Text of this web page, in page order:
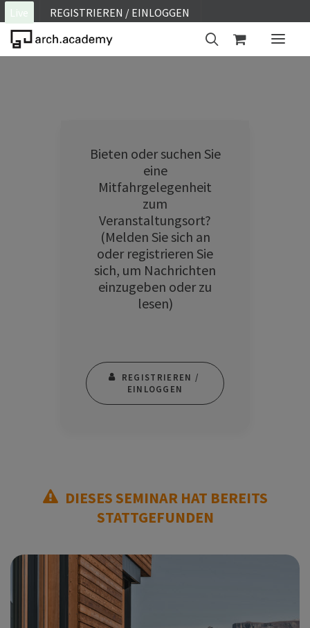
Live REGISTRIEREN / EINLOGGEN
Bieten oder suchen Sie
eine
Mitfahrgelegenheit
zum
Veranstaltungsort?
(Melden Sie sich an
oder registrieren Sie
sich, um Nachrichten
einzugeben oder zu
lesen)
REGISTRIEREN /
EINLOGGEN
DIESES SEMINAR HAT BEREITS
STATTGEFUNDEN